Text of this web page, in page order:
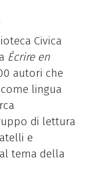
Civica
Écrire en
autori che
lingua
di lettura
e
tema della